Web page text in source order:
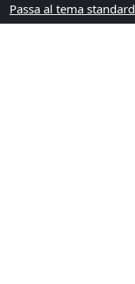
Passa al tema standard